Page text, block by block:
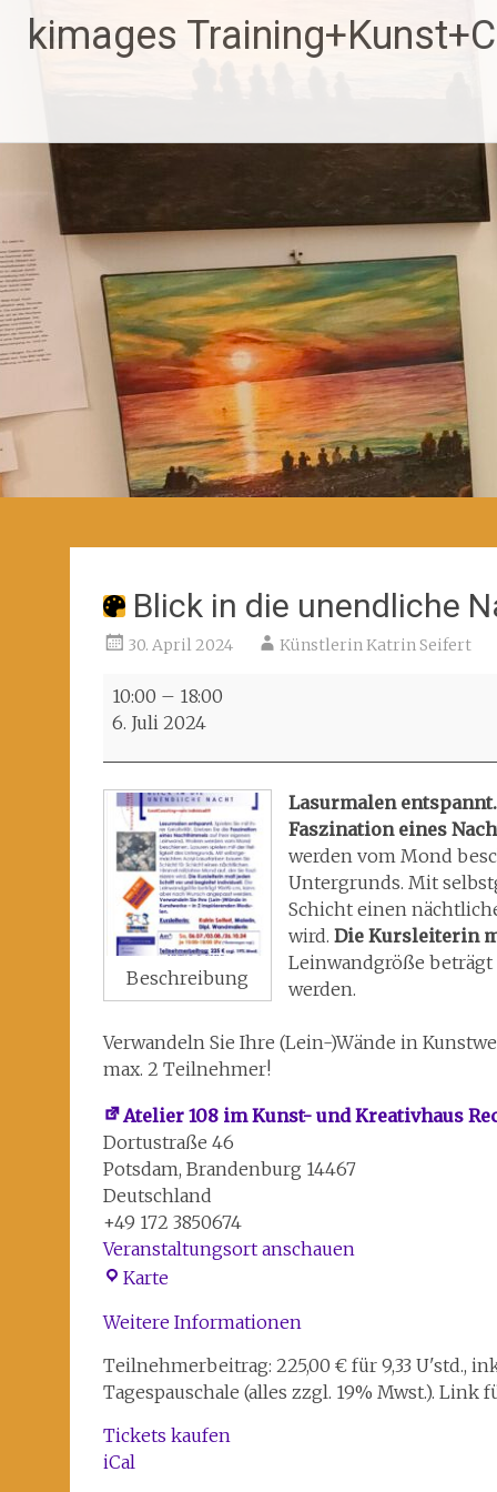
Zum
Inhaltkimages
Blick in die unendliche
30. April 2024 Künstlerin Katrin Seifert
Blick
in
unendliche
Nacht
10:00 – 18:00
6. Juli 2024
Beschreibung
Lasurmalen entspannt.
Faszination eines
werden vom Mond
Untergrunds. Mit
Schicht einen
wird. Die Kursleiterin
Leinwandgröße beträgt
werden.
Verwandeln Sie Ihre (Lein-)Wände in
max. 2 Teilnehmer!
Atelier 108 im Kunst- und Kreativhaus
Dortustraße 46
Potsdam, Brandenburg 14467
Deutschland
+49 172 3850674
Veranstaltungsort anschauen
KarteAtelier
im
Kunst-
Kreativhaus
Rechenzentrum
Weitere Informationen
Teilnehmerbeitrag: 225,00 € für 9,33 U'std.,
Tagespauschale (alles zzgl. 19% Mwst.). Link
Tickets kaufen
iCal